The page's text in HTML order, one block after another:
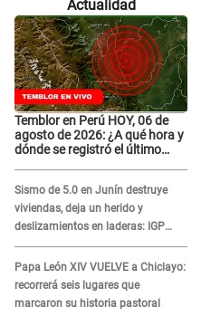
Actualidad
Temblor en Perú HOY, 06 de
agosto de 2026: ¿A qué hora y
dónde se registró el último
Sismo de 5.0 en Junín destruye
viviendas, deja un herido y
deslizamientos en laderas: IGP
alerta sobre posibles réplicas
Papa León XIV VUELVE a Chiclayo:
recorrerá seis lugares que
marcaron su historia pastoral